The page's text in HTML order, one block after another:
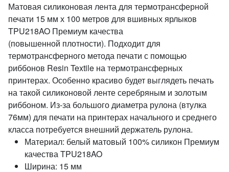
Матовая силиконовая лента для термотрансферной
печати 15 мм х 100 метров для вшивных ярлыков
TPU218AO Премиум качества
(повышенной плотности). Подходит для
термотрансферного метода печати с помощью
риббонов Resin Textile на термотрансферных
принтерах. Особенно красиво будет выглядеть печать
на такой силиконовой ленте серебряным и золотым
риббоном. Из-за большого диаметра рулона (втулка
76мм) для печати на принтерах начального и среднего
класса потребуется внешний держатель рулона.
Материал: белый матовый 100% силикон Премиум
качества TPU218AO
Ширина: 15 мм